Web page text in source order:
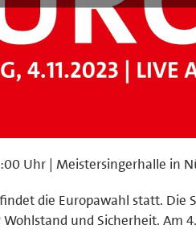
Uhr | Meistersingerhalle in
die Europawahl statt.
und Sicherheit. Am